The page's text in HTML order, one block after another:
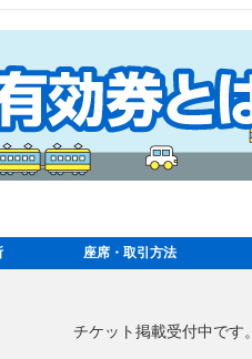
座席・取引方法
チケット掲載受付中です。